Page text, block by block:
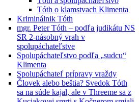
Tóth o klamstvach Klimenta
Kriminálnik Tóth
mgr. Peter Tóth – podľa judikátu NS
SR 2-násobný vrah v
spolupáchateľstve
Spolupáchateľstvo podľa „sudcu“
Klimenta
Spolupáchateľ prípravy vraždy
Človek alebo beštia? Svedok Tóth
sa na súde kajal, ale v Threeme sa z